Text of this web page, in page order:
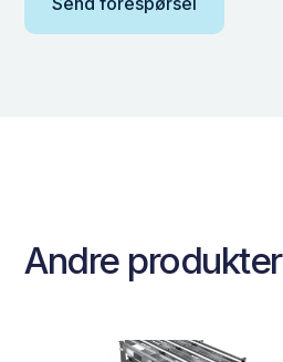
Andre produkter